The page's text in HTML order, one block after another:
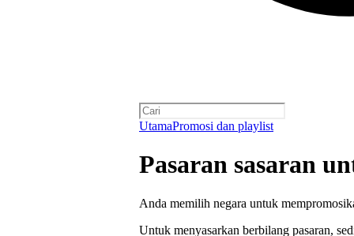
UtamaPromosi dan playlist
Pasaran sasaran
Anda memilih negara untuk
Untuk menyasarkan berbilang pasaran,